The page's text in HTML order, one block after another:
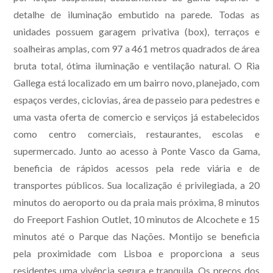
detalhe de iluminação embutido na parede. Todas as
unidades possuem garagem privativa (box), terraços e
soalheiras amplas, com 97 a 461 metros quadrados de área
bruta total, ótima iluminação e ventilação natural. O Ria
Gallega está localizado em um bairro novo, planejado, com
espaços verdes, ciclovias, área de passeio para pedestres e
uma vasta oferta de comercio e serviços já estabelecidos
como centro comerciais, restaurantes, escolas e
supermercado. Junto ao acesso à Ponte Vasco da Gama,
beneficia de rápidos acessos pela rede viária e de
transportes públicos. Sua localização é privilegiada, a 20
minutos do aeroporto ou da praia mais próxima, 8 minutos
do Freeport Fashion Outlet, 10 minutos de Alcochete e 15
minutos até o Parque das Nações. Montijo se beneficia
pela proximidade com Lisboa e proporciona a seus
residentes uma vivência segura e tranquila. Os preços dos